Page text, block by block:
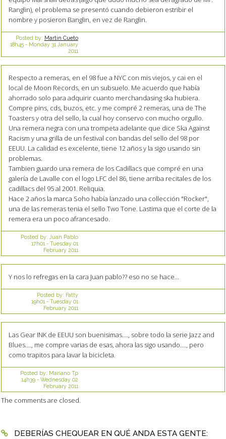
Ranglin), el problema se presentó cuando debieron estribir el
nombre y posieron Banglin, en vez de Ranglin.
Posted by: Martin Cueto
18h45- Monday 31 January
2011
Respecto a remeras, en el 98 fue a NYC con mis viejos, y cai en el
local de Moon Records, en un subsuelo. Me acuerdo que había
ahorrado solo para adquirir cuanto merchandasing ska hubiera.
Compre pins, cds, buzos, etc. y me compré 2 remeras, una de The
Toasters y otra del sello, la cual hoy conservo con mucho orgullo.
Una remera negra con una trompeta adelante que dice Ska Against
Racism y una grilla de un festival con bandas del sello del 98 por
EEUU. La calidad es excelente, tiene 12 años y la sigo usando sin
problemas.
Tambien guardo una remera de los Cadillacs que compré en una
galería de Lavalle con el logo LFC del 86, tiene arriba recitales de los
cadillacs del 95 al 2001. Reliquia.
Hace 2 años la marca Soho había lanzado una collección "Rocker",
una de las remeras tenia el sello Two Tone. Lastima que el corte de la
remera era un poco afrancesado.
Posted by: Juan Pablo
17h01 - Tuesday 01
February 2011
Y nos lo refregas en la cara Juan pablo?? eso no se hace...
Posted by: Fatty
19h01 - Tuesday 01
February 2011
Las Gear INK de EEUU son buenisimas...., sobre todo la serie Jazz and
Blues...., me compre varias de esas, ahora las sigo usando...., pero
como trapitos para lavar la bicicleta.
Posted by: Mariano Tp
14h39- Wednesday 02
February 2011
The comments are closed.
DEBERÍAS CHEQUEAR EN QUÉ ANDA ESTA GENTE: